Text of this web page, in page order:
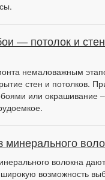
— потолок и
немаловажным
стен и потолков.
или окрашивание
минерального
волокна дают
возможность